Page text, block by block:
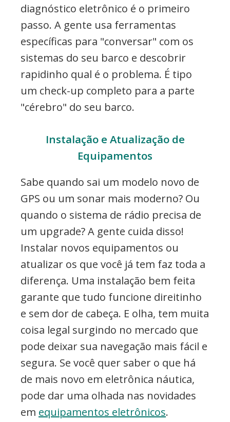
diagnóstico eletrônico é o primeiro
passo. A gente usa ferramentas
específicas para "conversar" com os
sistemas do seu barco e descobrir
rapidinho qual é o problema. É tipo
um check-up completo para a parte
"cérebro" do seu barco.
Instalação e Atualização de
Equipamentos
Sabe quando sai um modelo novo de
GPS ou um sonar mais moderno? Ou
quando o sistema de rádio precisa de
um upgrade? A gente cuida disso!
Instalar novos equipamentos ou
atualizar os que você já tem faz toda a
diferença. Uma instalação bem feita
garante que tudo funcione direitinho
e sem dor de cabeça. E olha, tem muita
coisa legal surgindo no mercado que
pode deixar sua navegação mais fácil e
segura. Se você quer saber o que há
de mais novo em eletrônica náutica,
pode dar uma olhada nas novidades
em equipamentos eletrônicos.